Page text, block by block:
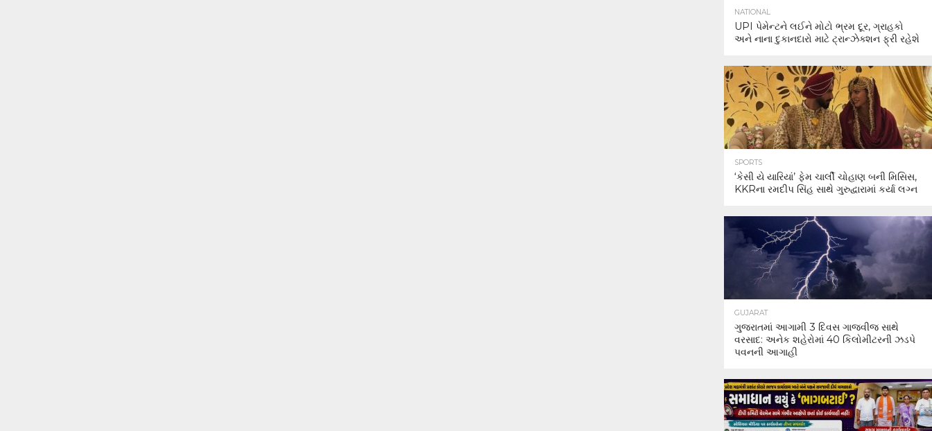
NATIONAL
UPI પેમેન્ટને લઈને મોટો ભ્રમ દૂર, ગ્રાહકો
અને નાના દુકાનદારો માટે ટ્રાન્ઝેક્શન ફ્રી રહેશે
SPORTS
‘કેસી યે યારિયાં’ ફેમ ચાર્લી ચોહાણ બની મિસિસ,
KKRના રમદીપ સિંહ સાથે ગુરુદ્વારામાં કર્યા લગ્ન
GUJARAT
ગુજરાતમાં આગામી 3 દિવસ ગાજવીજ સાથે
વરસાદ: અનેક શહેરોમાં 40 કિલોમીટરની ઝડપે
પવનની આગાહી